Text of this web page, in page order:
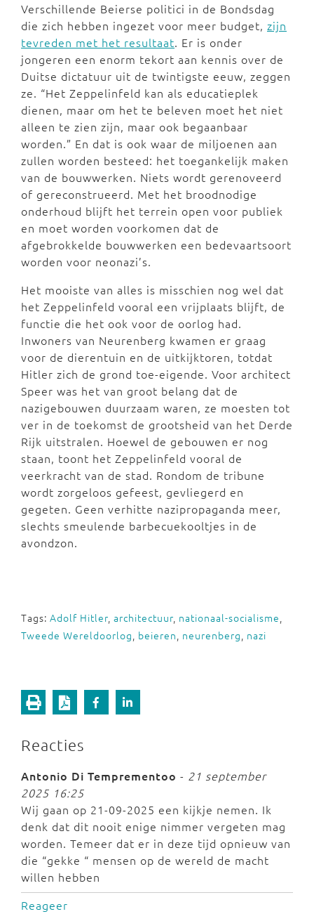
Verschillende Beierse politici in de Bondsdag
die zich hebben ingezet voor meer budget, zijn
tevreden met het resultaat. Er is onder
jongeren een enorm tekort aan kennis over de
Duitse dictatuur uit de twintigste eeuw, zeggen
ze. “Het Zeppelinfeld kan als educatieplek
dienen, maar om het te beleven moet het niet
alleen te zien zijn, maar ook begaanbaar
worden.” En dat is ook waar de miljoenen aan
zullen worden besteed: het toegankelijk maken
van de bouwwerken. Niets wordt gerenoveerd
of gereconstrueerd. Met het broodnodige
onderhoud blijft het terrein open voor publiek
en moet worden voorkomen dat de
afgebrokkelde bouwwerken een bedevaartsoort
worden voor neonazi’s.
Het mooiste van alles is misschien nog wel dat
het Zeppelinfeld vooral een vrijplaats blijft, de
functie die het ook voor de oorlog had.
Inwoners van Neurenberg kwamen er graag
voor de dierentuin en de uitkijktoren, totdat
Hitler zich de grond toe-eigende. Voor architect
Speer was het van groot belang dat de
nazigebouwen duurzaam waren, ze moesten tot
ver in de toekomst de grootsheid van het Derde
Rijk uitstralen. Hoewel de gebouwen er nog
staan, toont het Zeppelinfeld vooral de
veerkracht van de stad. Rondom de tribune
wordt zorgeloos gefeest, gevliegerd en
gegeten. Geen verhitte nazipropaganda meer,
slechts smeulende barbecuekooltjes in de
avondzon.
Tags: Adolf Hitler, architectuur, nationaal-socialisme,
Tweede Wereldoorlog, beieren, neurenberg, nazi
Reacties
Antonio Di Temprementoo - 21 september
2025 16:25
Wij gaan op 21-09-2025 een kijkje nemen. Ik
denk dat dit nooit enige nimmer vergeten mag
worden. Temeer dat er in deze tijd opnieuw van
die “gekke “ mensen op de wereld de macht
willen hebben
Reageer